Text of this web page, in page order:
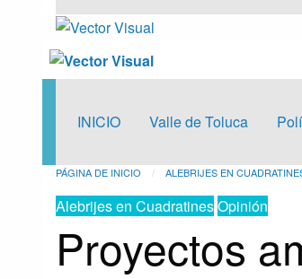
Vector
Noticias y Producción Audiovisual
Vector Visual
Noticias y Producción Audiovisual
INICIO
Valle de Toluca
PÁGINA DE INICIO ALEBRIJES EN
Alebrijes en CuadratinesOpinión
Proyectos